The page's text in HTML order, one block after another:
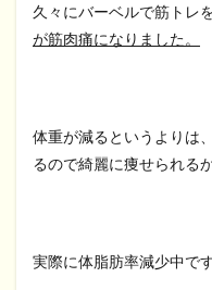
久々にバーベルで筋トレ
が筋肉痛になりました。
体重が減るというよりは
るので綺麗に痩せられるか
実際に体脂肪率減少中で